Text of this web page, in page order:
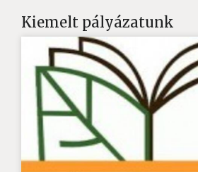
Kiemelt pályázatunk